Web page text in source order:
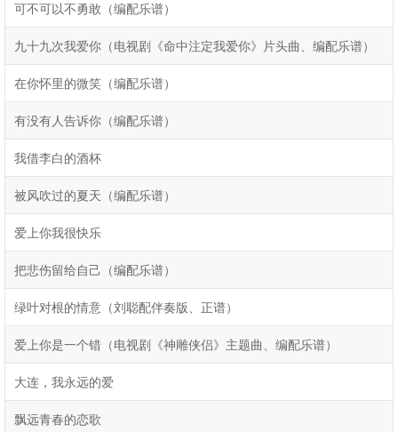
可不可以不勇敢（编配乐谱）
九十九次我爱你（电视剧《命中注定我爱你》片头曲、编配乐谱）
在你怀里的微笑（编配乐谱）
有没有人告诉你（编配乐谱）
我借李白的酒杯
被风吹过的夏天（编配乐谱）
爱上你我很快乐
把悲伤留给自己（编配乐谱）
绿叶对根的情意（刘聪配伴奏版、正谱）
爱上你是一个错（电视剧《神雕侠侣》主题曲、编配乐谱）
大连，我永远的爱
飘远青春的恋歌